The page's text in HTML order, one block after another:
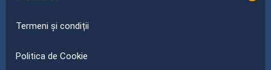
Termeni și condiții
Politica de Cookie